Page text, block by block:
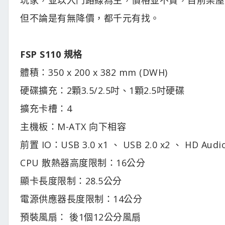
但不論是有無降價，都千元有找。
FSP S110 規格
體積：350 x 200 x 382 mm (DWH)
硬碟擴充：2顆3.5/2.5吋、1顆2.5吋硬碟
擴充卡槽：4
主機板：M-ATX 向下相容
前置 IO：USB 3.0 x1 、 USB 2.0 x2 、 HD
CPU 散熱器高度限制：16公分
顯卡長度限制：28.5公分
電源供應器長度限制：14公分
預裝風扇： 後1個12公分風扇